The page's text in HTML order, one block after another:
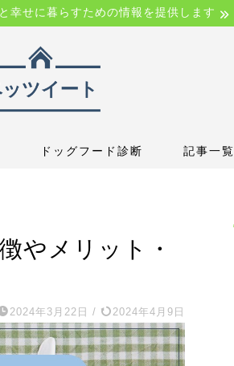
幸せに暮らすための情報を提供します
ドッグフード診断 記事一覧
やメリット・
2024年3月22日 / 2024年4月9日